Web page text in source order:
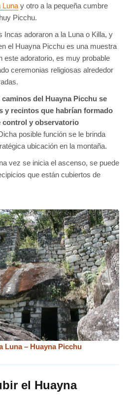
Lunay otro a la pequeña cumbre
Picchu.
Incas adoraron a la Luna o Killa, y
el Huayna Picchu es una muestra
este adoratorio, es muy probable
ceremonias religiosas alrededor
caminos del Huayna Picchu se
y recintos que habrían formado
control y observatorio
posible función se le brinda
ubicación en la montaña.
vez se inicia el ascenso, se puede
que están cubiertos de
Luna – Huayna Picchu
el Huayna